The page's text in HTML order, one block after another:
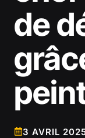
de
3 AVRIL